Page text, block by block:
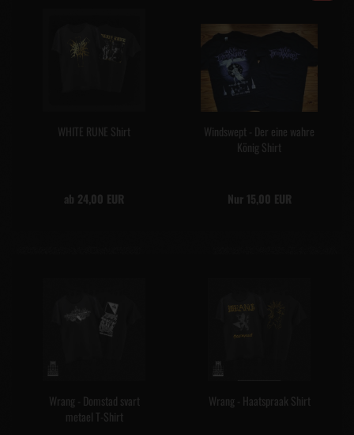
WHITE RUNE Shirt
ab 24,00 EUR
Windswept - Der eine wahre
König Shirt
Nur 15,00 EUR
Wrang - Domstad svart
metael T-Shirt
Wrang - Haatspraak Shirt